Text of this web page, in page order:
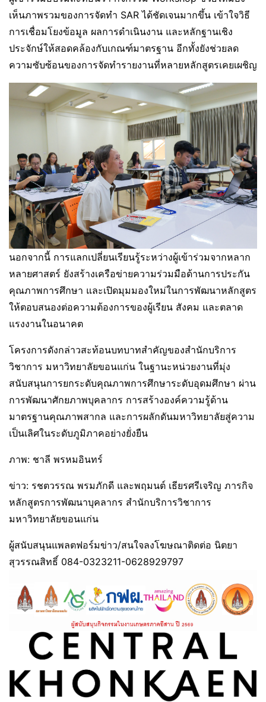
เห็นภาพรวมของการจัดทำ SAR ได้ชัดเจนมากขึ้น เข้าใจวิธี
การเชื่อมโยงข้อมูล ผลการดำเนินงาน และหลักฐานเชิง
ประจักษ์ให้สอดคล้องกับเกณฑ์มาตรฐาน อีกทั้งยังช่วยลด
ความซับซ้อนของการจัดทำรายงานที่หลายหลักสูตรเคยเผชิญ
นอกจากนี้ การแลกเปลี่ยนเรียนรู้ระหว่างผู้เข้าร่วมจากหลาก
หลายศาสตร์ ยังสร้างเครือข่ายความร่วมมือด้านการประกัน
คุณภาพการศึกษา และเปิดมุมมองใหม่ในการพัฒนาหลักสูตร
ให้ตอบสนองต่อความต้องการของผู้เรียน สังคม และตลาด
แรงงานในอนาคต
โครงการดังกล่าวสะท้อนบทบาทสำคัญของสำนักบริการ
วิชาการ มหาวิทยาลัยขอนแก่น ในฐานะหน่วยงานที่มุ่ง
สนับสนุนการยกระดับคุณภาพการศึกษาระดับอุดมศึกษา ผ่าน
การพัฒนาศักยภาพบุคลากร การสร้างองค์ความรู้ด้าน
มาตรฐานคุณภาพสากล และการผลักดันมหาวิทยาลัยสู่ความ
เป็นเลิศในระดับภูมิภาคอย่างยั่งยืน
ภาพ: ชาลี พรหมอินทร์
ข่าว: รชตวรรณ พรมภักดี และพฤมนต์ เธียรศรีเจริญ ภารกิจ
หลักสูตรการพัฒนาบุคลากร สำนักบริการวิชาการ
มหาวิทยาลัยขอนแก่น
ผู้สนับสนุนแพลตฟอร์มข่าว/สนใจลงโฆษณาติดต่อ นิตยา
สุวรรณสิทธิ์ 084-0323211-0628929797